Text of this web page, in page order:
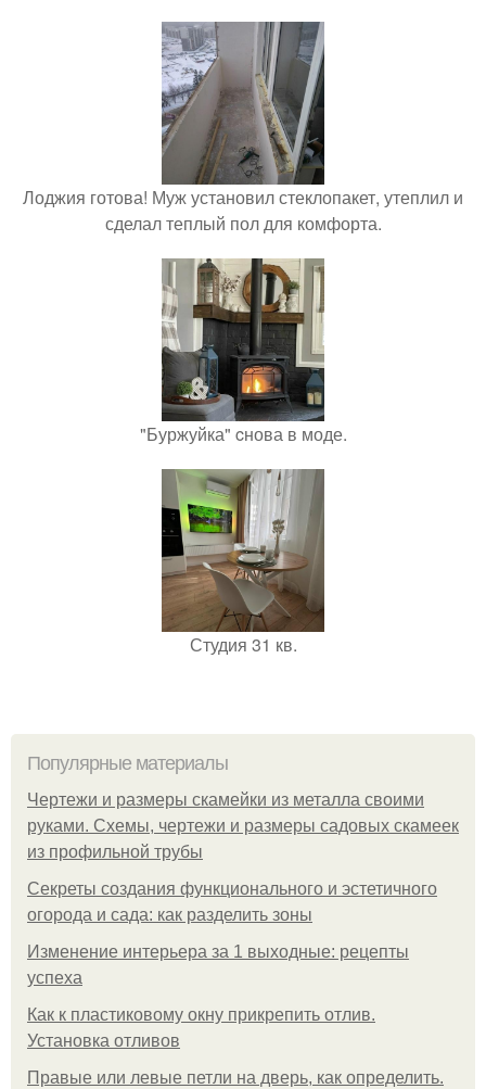
Лоджия готова! Муж установил стеклопакет, утеплил и
сделал теплый пол для комфорта.
"Буржуйка" cнова в моде.
Студия 31 кв.
Популярные материалы
Чертежи и размеры скамейки из металла своими
руками. Схемы, чертежи и размеры садовых скамеек
из профильной трубы
Секреты создания функционального и эстетичного
огорода и сада: как разделить зоны
Изменение интерьера за 1 выходные: рецепты
успеха
Как к пластиковому окну прикрепить отлив.
Установка отливов
Правые или левые петли на дверь, как определить.